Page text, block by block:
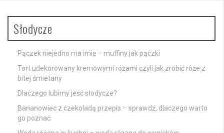
Słodycze
Pączek niejedno ma imię – muffiny jak pączki
Tort udekorowany kremowymi różami czyli jak zrobić róże z
bitej śmietany
Dlaczego lubimy jeść słodycze?
Bananowiec z czekoladą przepis – sprawdź, dlaczego warto
go poznać